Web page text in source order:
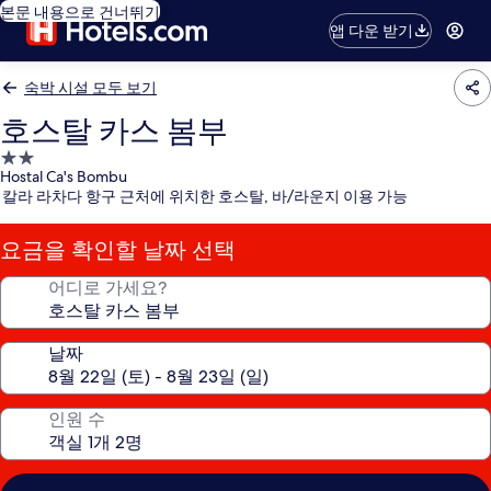
본문 내용으로 건너뛰기
앱 다운 받기
숙박 시설 모두 보기
호스탈 카스 봄부
2.0
성
급
숙
박
시
Hostal Ca's Bombu
칼라 라차다 항구 근처에 위치한 호스탈, 바/라운지 이용 가능
요금을 확인할 날짜 선택
어디로 가세요?
날짜
인원 수